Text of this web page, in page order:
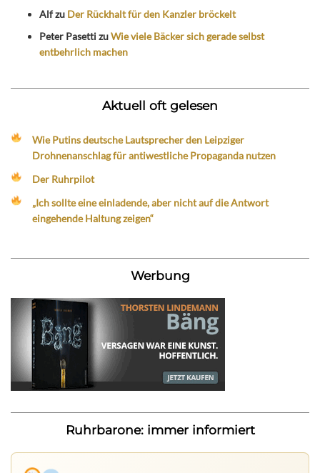
Alfzu Der Rückhalt für den Kanzler bröckelt
Peter PasettizuWie viele Bäcker sich gerade selbst
entbehrlich machen
Aktuell oft gelesen
Wie Putins deutsche Lautsprecher den Leipziger
Drohnenanschlag für antiwestliche Propaganda nutzen
Der Ruhrpilot
„Ich sollte eine einladende, aber nicht auf die Antwort
eingehende Haltung zeigen“
Werbung
Ruhrbarone: immer informiert